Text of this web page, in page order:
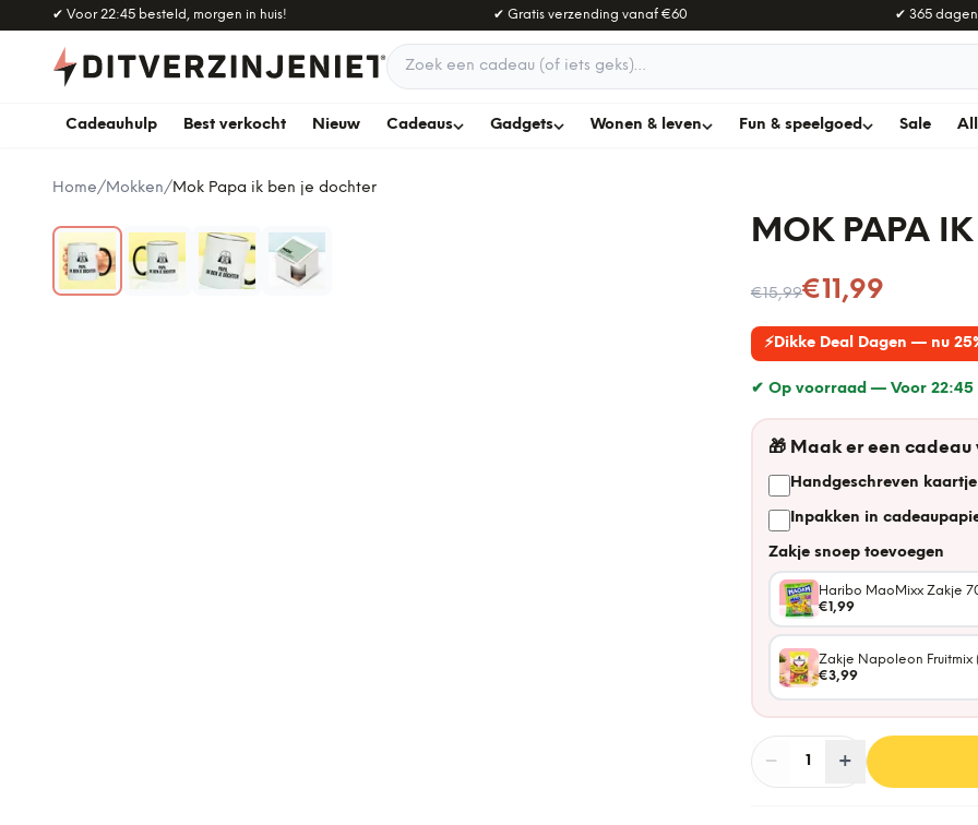
Naar hoofdinhoud
✔ Voor 22:45 besteld, morgen in huis! ✔ Gratis verzending vanaf€60 ✔ 365
Zoek een cadeau
Cadeauhulp Best verkocht Nieuw Cadeaus Gadgets Wonen & leven Fun & speelgoed Sale
Home/Mokken/Mok Papa ik ben je dochter
MOK PAPA IK
€15,99
Nu voor
€11,99
⚡Dikke Deal Dagen — nu
✔ Op voorraad — Voor 22:45
🎁 Maak er een cadeau
Handgeschreven
Inpakken in
Zakje snoep toevoegen
Haribo MaoMixx Zakje
€1,99
Zakje Napoleon Fruitmix
€3,99
− Aantal
1 +